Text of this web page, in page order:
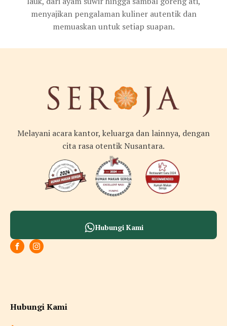
menyajikan pengalaman kuliner autentik dan
memuaskan untuk setiap suapan.
Melayani acara kantor, keluarga dan lainnya, dengan
cita rasa otentik Nusantara.
Hubungi Kami
Hubungi Kami